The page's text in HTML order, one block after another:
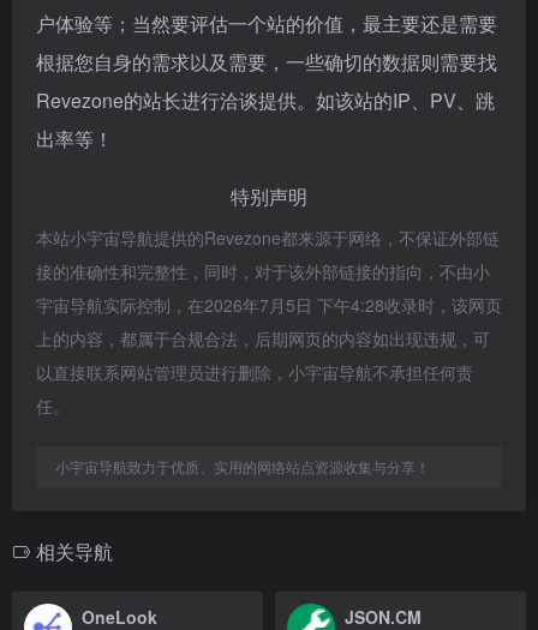
户体验等；当然要评估一个站的价值，最主要还是需要
根据您自身的需求以及需要，一些确切的数据则需要找
Revezone的站长进行洽谈提供。如该站的IP、PV、跳
出率等！
特别声明
本站小宇宙导航提供的Revezone都来源于网络，不保证外部链
接的准确性和完整性，同时，对于该外部链接的指向，不由小
宇宙导航实际控制，在2026年7月5日 下午4:28收录时，该网页
上的内容，都属于合规合法，后期网页的内容如出现违规，可
以直接联系网站管理员进行删除，小宇宙导航不承担任何责
任。
小宇宙导航致力于优质、实用的网络站点资源收集与分享！
相关导航
OneLook JSON.CM